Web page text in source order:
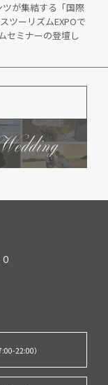
が集結する「国際
ツーリズムEXPOで
セミナーの登壇し
7:00-22:00）